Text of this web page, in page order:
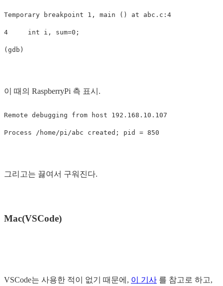
Temporary breakpoint 1, main () at abc.c:4
4     int i, sum=0;
이 때의 RaspberryPi 측 표시.
Remote debugging from host 192.168.10.107
그리고는 끓여서 구워진다.
Mac(VSCode)
VSCode는 사용한 적이 없기 때문에, 이 기사 를 참고로 하고,